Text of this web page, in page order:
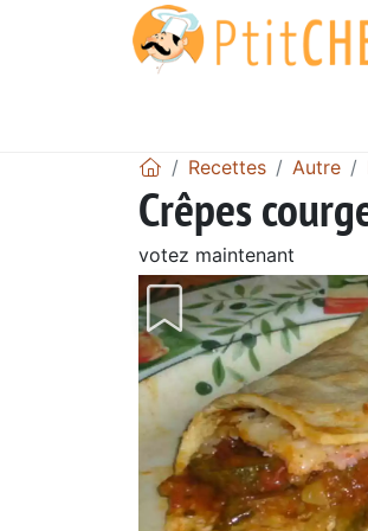
Recettes Autre
Crêpes
votez maintenant